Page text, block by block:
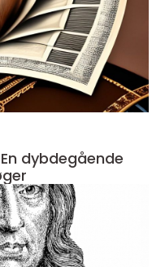
dybdegående